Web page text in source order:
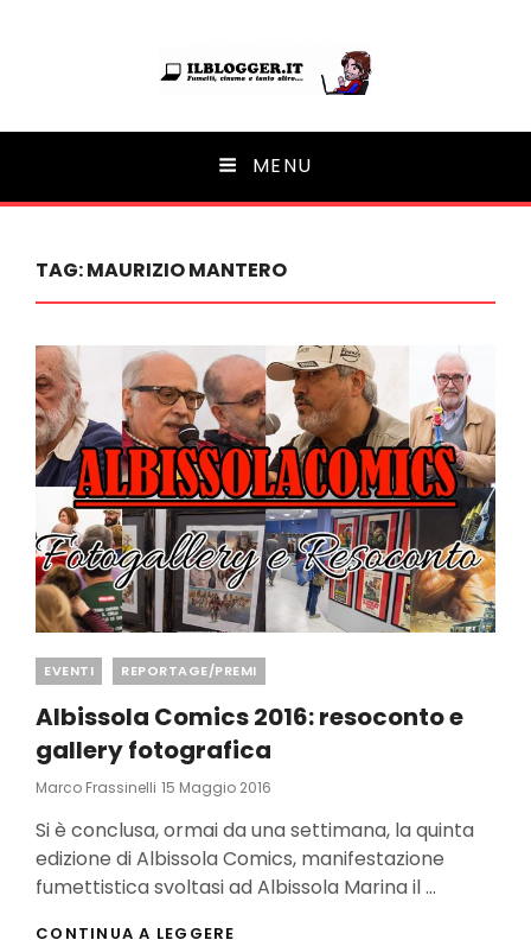
Ilblogger.it
Il portalino di blog | MENU
TAG:MAURIZIO MANTERO
Categories
EVENTI REPORTAGE/PREMI
Albissola Comics 2016: resoconto e
gallery fotografica
Marco Frassinelli Posted
15 Maggio 2016
Si è conclusa, ormai da una settimana, la quinta
edizione di Albissola Comics, manifestazione
fumettistica svoltasi ad Albissola Marina il …
CONTINUA A LEGGERE